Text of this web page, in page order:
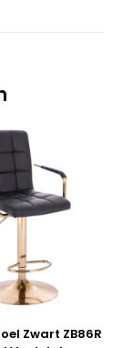
Zwart ZB86R